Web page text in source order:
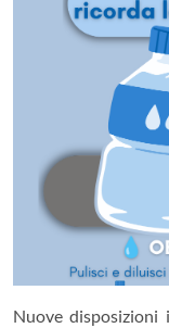
Nuove disposizioni